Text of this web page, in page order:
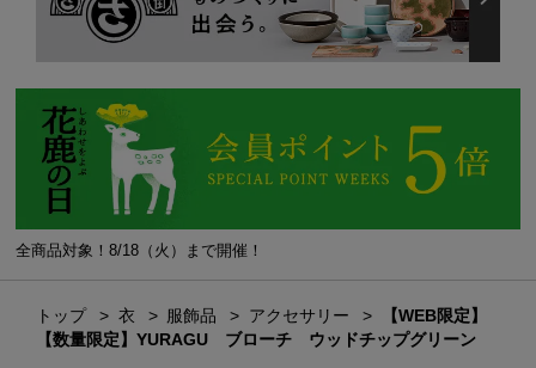
全商品対象！8/18（火）まで開催！
トップ 衣 服飾品 アクセサリー
【WEB限定】
【数量限定】YURAGU ブローチ ウッドチップグリーン